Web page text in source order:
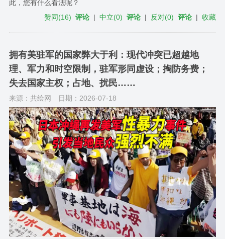
此，您有什么看法呢？
赞同(16) 评论 |中立(0) 评论 | 反对(0) 评论 |收藏
拥有美驻军的国家弊大于利：现代冲突已超越地
理、军力和时空限制，驻军形同虚设；掏防务费；
失去国家主权；占地、扰民……
来源：共绘网 日期：2026-07-18